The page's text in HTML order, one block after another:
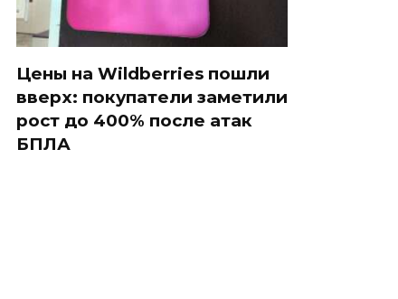
Цены на Wildberries пошли
вверх: покупатели заметили
рост до 400% после атак
БПЛА